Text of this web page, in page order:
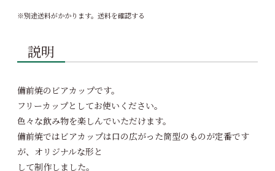
※別途送料がかかります。 送料を確認する
説明
備前焼のビアカップです。
フリーカップとしてお使いください。
色々な飲み物を楽しんでいただけます。
備前焼ではビアカップは口の広がった筒型のものが定番です
が、オリジナルな形と
して制作しました。